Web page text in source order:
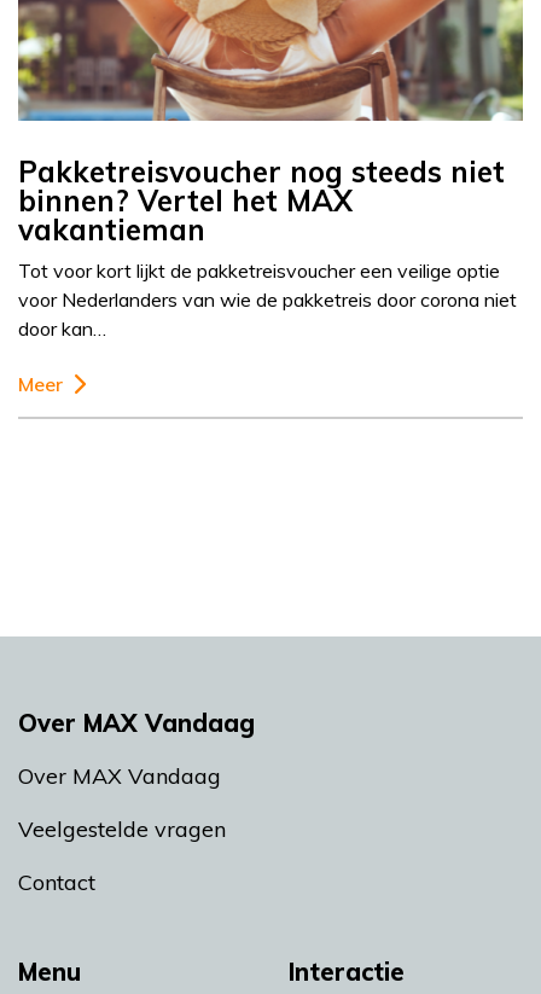
Pakketreisvoucher nog steeds niet
binnen? Vertel het MAX
vakantieman
Tot voor kort lijkt de pakketreisvoucher een veilige optie
voor Nederlanders van wie de pakketreis door corona niet
door kan…
Meer
Menu Interactie
Over MAX Vandaag
Over MAX Vandaag
Veelgestelde vragen
Contact